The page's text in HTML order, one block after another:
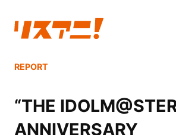
REPORT
“THE
ANNIVERSARY